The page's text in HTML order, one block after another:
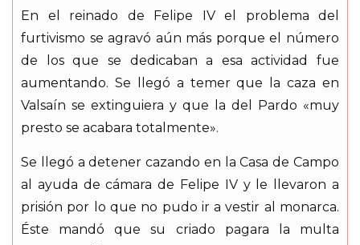
En el reinado de Felipe IV el problema del
furtivismo se agravó aún más porque el número
de los que se dedicaban a esa actividad fue
aumentando. Se llegó a temer que la caza en
Valsaín se extinguiera y que la del Pardo «muy
presto se acabara totalmente».
Se llegó a detener cazando en la Casa de Campo
al ayuda de cámara de Felipe IV y le llevaron a
prisión por lo que no pudo ir a vestir al monarca.
Éste mandó que su criado pagara la multa